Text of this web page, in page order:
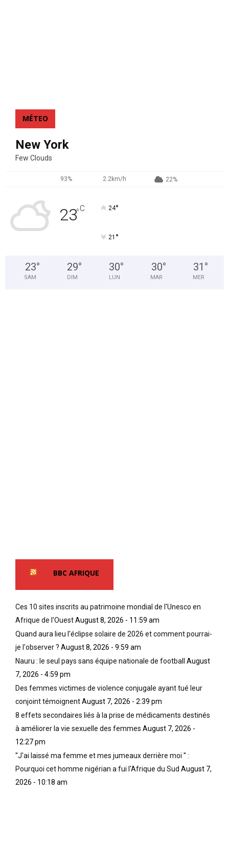
MÉTEO
New York
Few Clouds
93% 2.2km/h 22%
23°C 24°
21 °
23°
SAM
29°
DIM
30°
LUN
30°
MAR
31 °
MER
BBC AFRIQUE
Ces 10 sites inscrits au patrimoine mondial de l'Unesco en
Afrique de l'OuestAugust 8, 2026 - 11:59 am
Quand aura lieu l'éclipse solaire de 2026 et comment pourrai-
je l'observer ? August 8, 2026 - 9:59 am
Nauru : le seul pays sans équipe nationale de football
August
7, 2026 - 4:59 pm
Des femmes victimes de violence conjugale ayant tué leur
conjoint témoignentAugust 7, 2026 - 2:39 pm
8 effets secondaires liés à la prise de médicaments destinés
à améliorer la vie sexuelle des femmes August 7, 2026 -
12:27 pm
''J'ai laissé ma femme et mes jumeaux derrière moi '' :
Pourquoi cet homme nigérian a fui l'Afrique du Sud August 7,
2026 - 10:18 am